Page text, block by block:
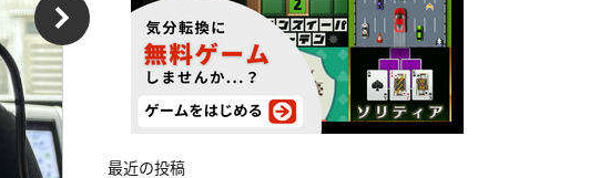
最近の投稿